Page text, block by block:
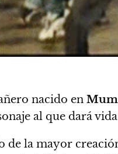
nacido en
al que dará
de la mayor